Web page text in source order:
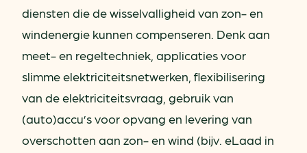
diensten die de wisselvalligheid van zon- en
windenergie kunnen compenseren. Denk aan
meet- en regeltechniek, applicaties voor
slimme elektriciteitsnetwerken, flexibilisering
van de elektriciteitsvraag, gebruik van
(auto)accu’s voor opvang en levering van
overschotten aan zon- en wind (bijv. eLaad in